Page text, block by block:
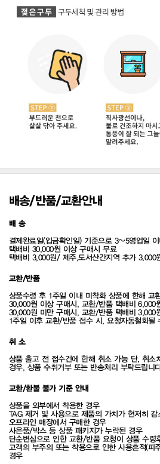
배송/반품/교환안내
배 송
결제완료일(입금확인일) 기준으로 3~5영업일 이
택배비 30,000원 이상 구매시 무료
택배비 3,000원/ 제주,도서산간지역 추가 3,000
교환/반품
상품수령 후 1주일 이내 미착화 상품에 한해 교
30,000원 이상 구매시, 교환/반품 택배비 6,000
30,000원 미만 구매시, 교환/반품 택배비 3,000
1주일 이후 교환/반품 접수 시, 요청자동철회될
취 소
상품 출고 전 접수건에 한해 취소 가능 단, 취소
경우, 상품 수취거부 또는 반송처리 부탁드립니
교환/환불 불가 기준 안내
상품을 외부에서 착용한 경우
TAG 제거 및 사용으로 제품의 가치가 현저히 감
오프라인 매장에서 구매한 경우
사은품/박스 등 상품 패키지가 누락된 경우
단순변심으로 인한 교환/반품 요청이 상품 수령
고객의 부주의 또는 착용으로 인한 사용흔적(피
경우